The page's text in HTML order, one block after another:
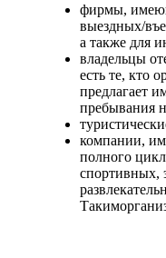
фирмы,
выездных/
а также для
владельцы
есть те, кто
предлагает
пребывания
компании,
полного
спортивных,